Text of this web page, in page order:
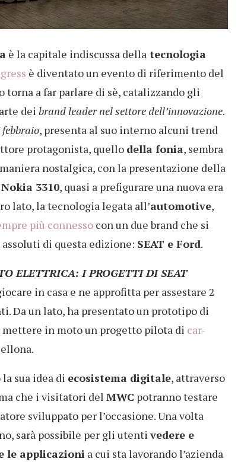
è la capitale indiscussa della tecnologia
è diventato un evento di riferimento del
torna a far parlare di sè, catalizzando gli
dei brand leader nel settore dell’innovazione.
, presenta al suo interno alcuni trend
protagonista, quello della fonia, sembra
nostalgica, con la presentazione della
3310, quasi a prefigurare una nuova era
lato, la tecnologia legata all’automotive,
più connesso con un due brand che si
di questa edizione: SEAT e Ford.
ELETTRICA: I PROGETTI DI SEAT
in casa e ne approfitta per assestare 2
Da un lato, ha presentato un prototipo di
mettere in moto un progetto pilota di car-
sua idea di ecosistema digitale, attraverso
che i visitatori del MWC potranno testare
sviluppato per l’occasione. Una volta
sarà possibile per gli utentivedere e
le applicazioni a cui sta lavorando l’azienda